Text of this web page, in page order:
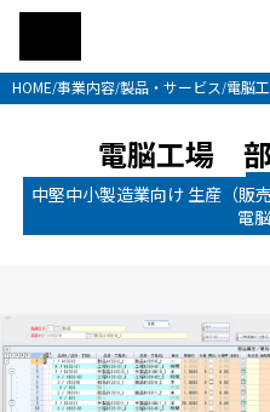
HOME/事業内容/製品・サービス /電脳
電脳工場
中堅中小製造業向け 生産（
電